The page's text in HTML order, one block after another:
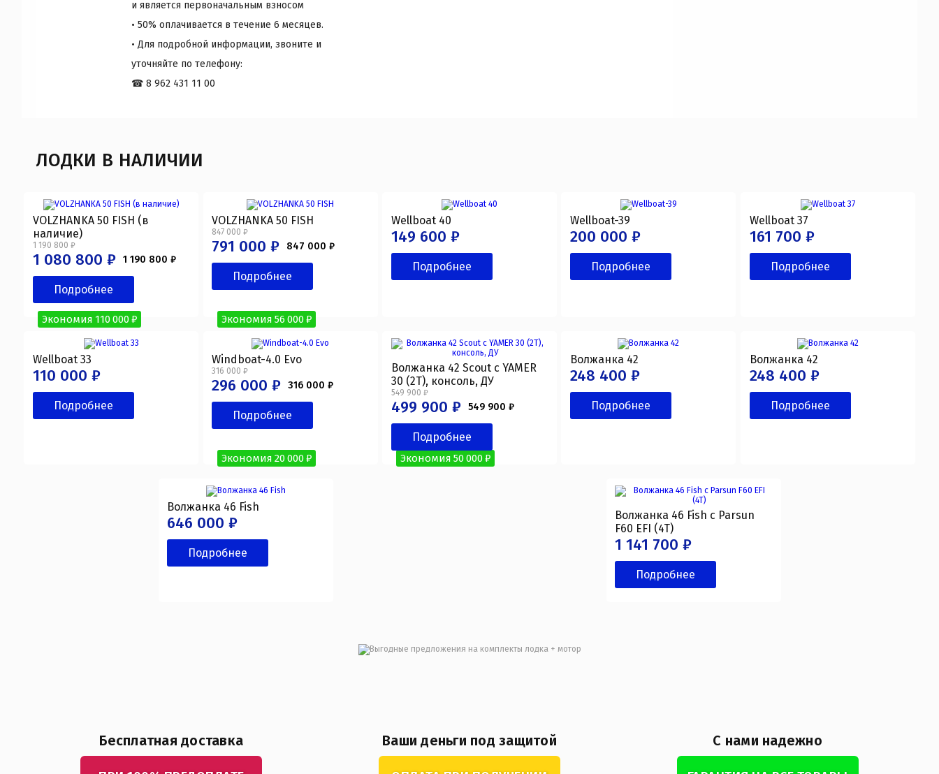
и является первоначальным взносом
• 50% оплачивается в течение 6 месяцев.
• Для подробной информации, звоните и
уточняйте по телефону:
☎ 8 962 431 11 00
ЛОДКИ В НАЛИЧИИ
VOLZHANKA 50 FISH (в
наличие)
1 190 800 ₽
1 190 800 ₽
1 080 800 ₽
Экономия 110 000 ₽
Подробнее
VOLZHANKA 50 FISH
847 000 ₽
847 000 ₽
791 000 ₽
Экономия 56 000 ₽
Подробнее
Wellboat 40
149 600 ₽
Подробнее
Wellboat-39
200 000 ₽
Подробнее
Wellboat 37
161 700 ₽
Подробнее
Wellboat 33
110 000 ₽
Подробнее
Windboat-4.0 Evo
316 000 ₽
316 000 ₽
296 000 ₽
Экономия 20 000 ₽
Подробнее
Волжанка 42 Scout с YAMER
30 (2T), консоль, ДУ
549 900 ₽
549 900 ₽
499 900 ₽
Экономия 50 000 ₽
Подробнее
Волжанка 42
248 400 ₽
Подробнее
Волжанка 42
248 400 ₽
Подробнее
Волжанка 46 Fish
646 000 ₽
Подробнее
Волжанка 46 Fish с Parsun
F60 EFI (4T)
1 141 700 ₽
Подробнее
Бесплатная доставка Ваши деньги под защитой С нами надежно